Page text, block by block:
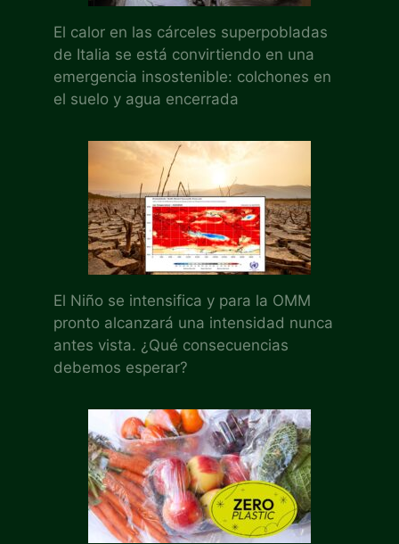
El calor en las cárceles superpobladas
de Italia se está convirtiendo en una
emergencia insostenible: colchones en
el suelo y agua encerrada
El Niño se intensifica y para la OMM
pronto alcanzará una intensidad nunca
antes vista. ¿Qué consecuencias
debemos esperar?